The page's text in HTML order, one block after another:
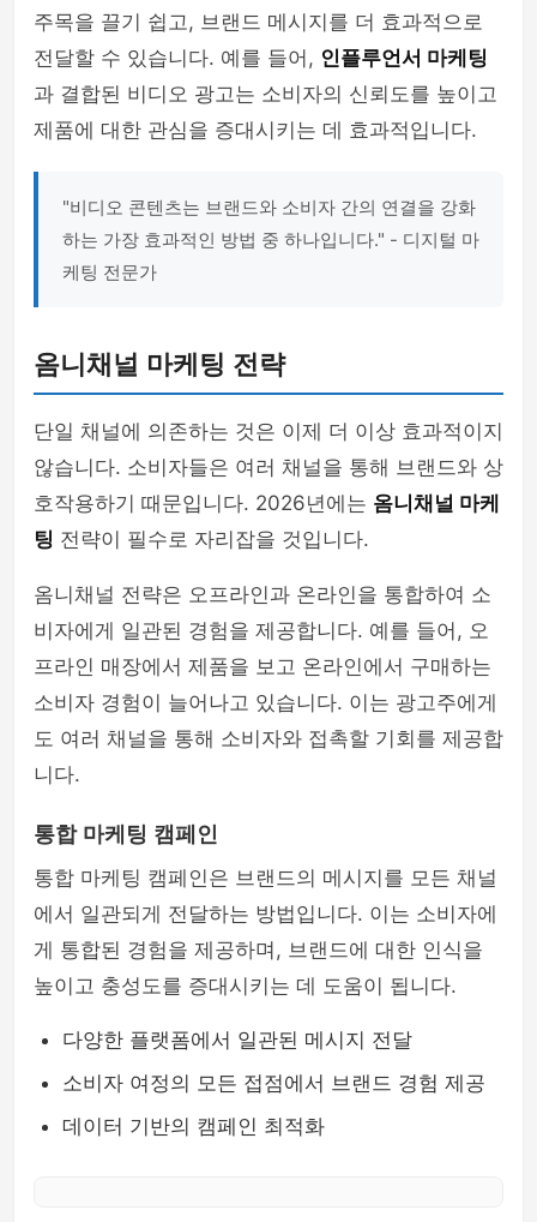
주목을 끌기 쉽고, 브랜드 메시지를 더 효과적으로
전달할 수 있습니다. 예를 들어, 인플루언서 마케팅
과 결합된 비디오 광고는 소비자의 신뢰도를 높이고
제품에 대한 관심을 증대시키는 데 효과적입니다.
"비디오 콘텐츠는 브랜드와 소비자 간의 연결을 강화
하는 가장 효과적인 방법 중 하나입니다." - 디지털 마
케팅 전문가
옴니채널 마케팅 전략
단일 채널에 의존하는 것은 이제 더 이상 효과적이지
않습니다. 소비자들은 여러 채널을 통해 브랜드와 상
호작용하기 때문입니다. 2026년에는 옴니채널 마케
팅 전략이 필수로 자리잡을 것입니다.
옴니채널 전략은 오프라인과 온라인을 통합하여 소
비자에게 일관된 경험을 제공합니다. 예를 들어, 오
프라인 매장에서 제품을 보고 온라인에서 구매하는
소비자 경험이 늘어나고 있습니다. 이는 광고주에게
도 여러 채널을 통해 소비자와 접촉할 기회를 제공합
니다.
통합 마케팅 캠페인
통합 마케팅 캠페인은 브랜드의 메시지를 모든 채널
에서 일관되게 전달하는 방법입니다. 이는 소비자에
게 통합된 경험을 제공하며, 브랜드에 대한 인식을
높이고 충성도를 증대시키는 데 도움이 됩니다.
다양한 플랫폼에서 일관된 메시지 전달
소비자 여정의 모든 접점에서 브랜드 경험 제공
데이터 기반의 캠페인 최적화